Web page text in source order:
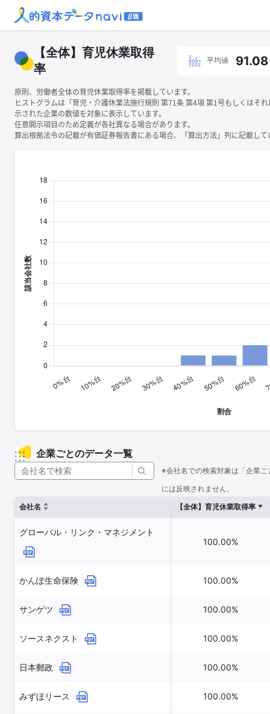
【全体】育児休業取得
率
平均値 91.08
原則、労働者全体の育児休業取得率を掲載しています。
ヒストグラムは「育児・介護休業法施行規則 第71条 第4項 第1号もしくはそ
示された企業の数値を対象に表示しています。
任意開示項目のため定義が各社異なる場合があります。
算出根拠法令の記載が有価証券報告書にある場合、「算出方法」列に記載し
企業ごとのデータ一覧
※会社名での検索対象は「企業
には反映されません。
会社名
【全体】育児休業取得率
グローバル・リンク・マネジメント
100.00%
かんぽ生命保険 100.00%
サンゲツ 100.00%
ソースネクスト 100.00%
日本郵政 100.00%
みずほリース 100.00%